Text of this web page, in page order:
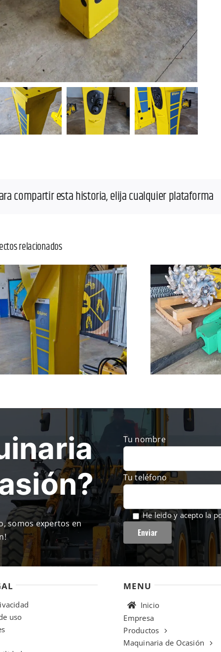
compartir esta historia, elija cualquier plataforma
relacionados
somos expertos en
Tu nombre
Tu teléfono
He leido y acepto la
uso
MENU
Inicio
Empresa
Productos
Maquinaria de Ocasión